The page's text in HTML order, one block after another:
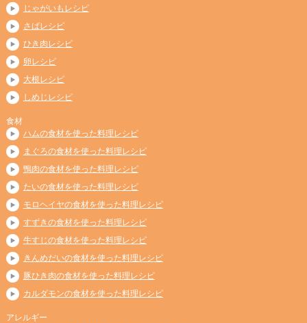
じゃがいもレシピ
さばレシピ
ひき肉レシピ
卵レシピ
大根レシピ
しめじレシピ
食材
ハムの食材を使った料理レシピ
まぐろの食材を使った料理レシピ
鴨肉の食材を使った料理レシピ
たいの食材を使った料理レシピ
モロヘイヤの食材を使った料理レシピ
すずきの食材を使った料理レシピ
牛すじの食材を使った料理レシピ
きんめだいの食材を使った料理レシピ
豚ひき肉の食材を使った料理レシピ
カルダモンの食材を使った料理レシピ
アレルギー